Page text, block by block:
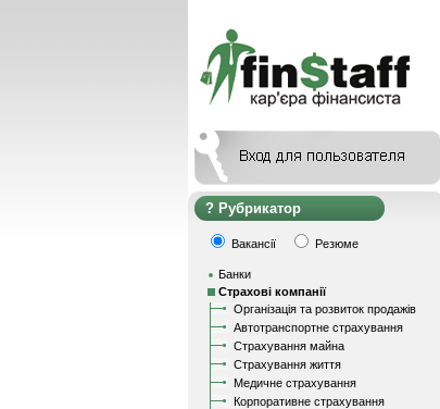
Рубрикатор
Вакансії Резюме
Банки
Страхові компанії
Організація та розвиток продажів
Автотранспортне страхування
Страхування майна
Страхування життя
Медичне страхування
Корпоративне страхування